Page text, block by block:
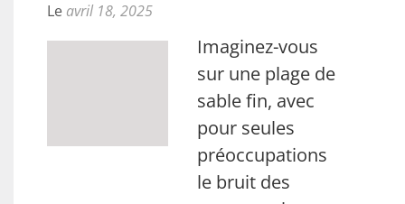
Le avril 18, 2025
Imaginez-vous
sur une plage de
sable fin, avec
pour seules
préoccupations
le bruit des